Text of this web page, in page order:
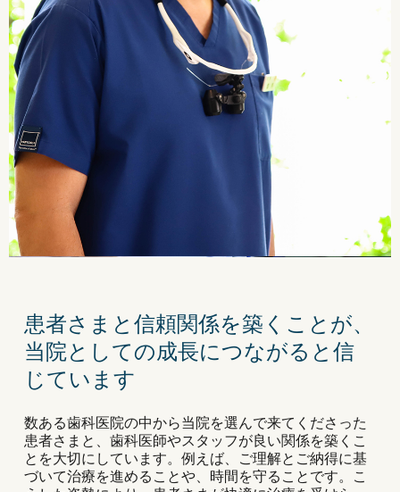
患者さまと信頼関係を築くことが、
当院としての成長につながると信
じています
数ある歯科医院の中から当院を選んで来てくださった
患者さまと、歯科医師やスタッフが良い関係を築くこ
とを大切にしています。例えば、ご理解とご納得に基
づいて治療を進めることや、時間を守ることです。こ